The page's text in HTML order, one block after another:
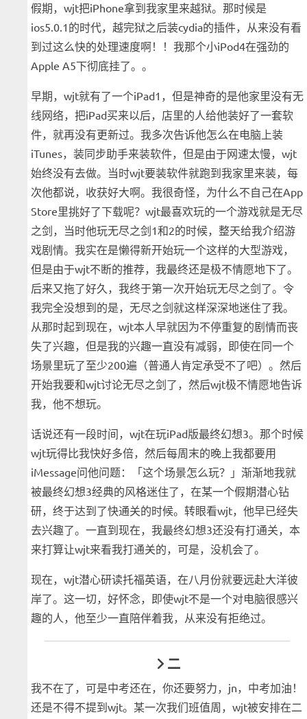
假期，wjt把iPhone拿到我家里来越狱。那时候是
ios5.0.1的时代，越完狱之后装cydia的插件，从来没有看
到过这么快的处理速度啊！！我那个小iPod4在强劲的
Apple A5下彻底挂了。。
早期，wjt就有了一个iPad1，但是神奇的是他家里没有无
线网络，把iPad买来以后，店里的人给他装好了一套软
件，就再没有更新过。我多次告诉他怎么在电脑上装
iTunes，装同步助手来装软件，但是由于网速太慢，wjt
始终没有去做。当时wjt要装软件就跑到我家里来装，每
次他都说，收获好大啊。我很奇怪，为什么不自己在App
Store里挑好了下载呢？wjt最喜欢玩的一个游戏就是无尽
之剑，当时他玩无尽之剑1和2的时候，整天给我介绍游
戏剧情。我实在是懒得新开始玩一个这样的大型游戏，
但是由于wjt不断的推荐，我最终还是极不情愿地下了。
后来又拖了好久，我终于第一次开始玩无尽之剑了。令
我完全没想到的是，无尽之剑就这样深深地迷住了我。
从那时起到现在，wjt本人早就因为不停重复的剧情而丧
失了兴趣，但是我的兴趣一直没有减弱，即使在同一个
场景里玩了至少200遍（普通人肯定承受不了吧）。然后
开始我要和wjt讨论无尽之剑了，然后wjt极不情愿地告诉
我，他不想玩。
话说还有一段时间，wjt在玩iPad版最终幻想3。那个时候
wjt玩得比我快好多倍，然后每周末的晚上我都要用
iMessage问他问题：「这个场景怎么玩？」渐渐地我就
被最终幻想3经典的风格迷住了，在某一个假期潜心钻
研，终于达到了快通关的时候。转眼看wjt，他早已经失
去兴趣了。一直到现在，我最终幻想3还没有打通关，本
来打算让wjt来看我打通关的，可是，没机会了。
现在，wjt潜心研读托福英语，在八月份就要远赴大洋彼
岸了。这一切，好怀念，即使wjt不是一个对电脑很感兴
趣的人，他至少一直陪伴着我，从来没有拒绝过。
二
我不在了，可是中考还在，你还要努力，jn，中考加油！
还是不得不提到wjt。某一次我们班值周，wjt被安排在二